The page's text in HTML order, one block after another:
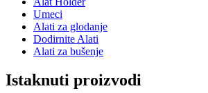
Umeci
Alati za glodanje
Dodirnite Alati
Alati za bušenje
Istaknuti proizvodi